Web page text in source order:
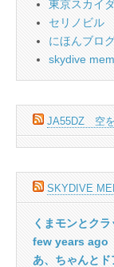
東京スカイ
セリノビル
にほんブロ
skydive
JA55DZ 空
SKYDIVE
くまモンとクラ
few years ago
あ、ちゃんとド